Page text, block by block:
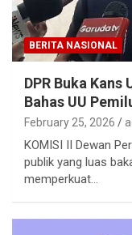
BERITA NASIONAL
DPR Buka
Bahas UU
February 25, 2026
KOMISI II Dewan
publik yang luas
memperkuat…